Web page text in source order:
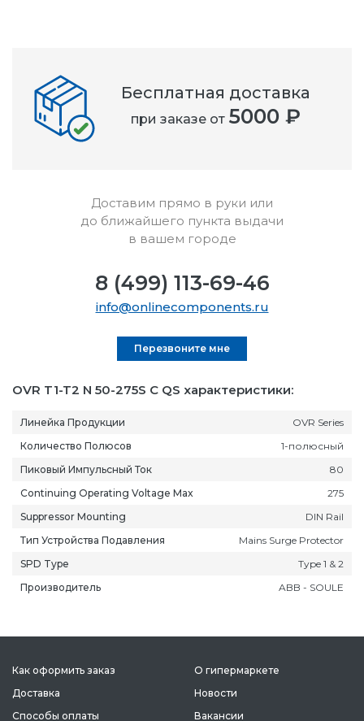
OVR T1-T2 N 50-275S C QS характеристики:
Линейка Продукции
OVR Series
Количество Полюсов
1-полюсный
Пиковый Импульсный Ток
80
Continuing Operating Voltage Max
275
Suppressor Mounting
DIN Rail
Тип Устройства Подавления
Mains Surge Protector
SPD Type
Type 1 & 2
Производитель
ABB - SOULE
Бесплатная доставка
при заказе от 5000 ₽
Доставим прямо в руки или
до ближайшего пункта выдачи
в вашем городе
8 (499) 113-69-46
info@onlinecomponents.ru
Перезвоните мне
Как оформить заказ
Доставка
Способы оплаты
О гипермаркете
Новости
Вакансии